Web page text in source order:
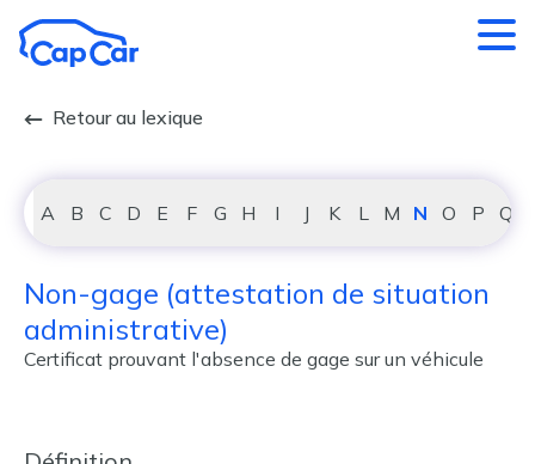
Retour au lexique
A B C D E F G H I J K L M N O P Q
Non-gage (attestation de situation
administrative)
Certificat prouvant l'absence de gage sur un véhicule